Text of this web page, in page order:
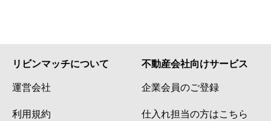
リビンマッチについて
運営会社
利用規約
不動産会社向けサービス
企業会員のご登録
仕入れ担当の方はこちら